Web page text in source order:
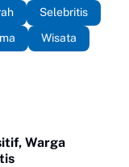
Selebritis
Wisata
Warga